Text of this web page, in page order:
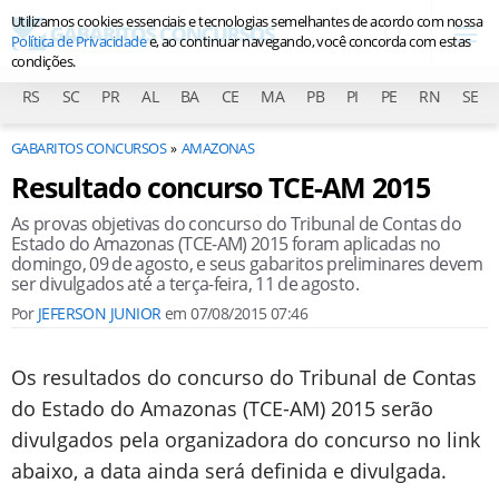
RS SC PR AL BA CE MA PB PI PE RN SE
GABARITOS CONCURSOS AMAZONAS
Resultado concurso TCE-AM 2015
As provas objetivas do concurso do Tribunal de Contas do
Estado do Amazonas (TCE-AM) 2015 foram aplicadas no
domingo, 09 de agosto, e seus gabaritos preliminares devem
ser divulgados até a terça-feira, 11 de agosto.
Por JEFERSON JUNIORem07/08/2015 07:46
Os resultados do concurso do Tribunal de Contas
do Estado do Amazonas (TCE-AM) 2015 serão
divulgados pela organizadora do concurso no link
abaixo, a data ainda será definida e divulgada.
Utilizamos cookies essenciais e tecnologias semelhantes de acordo com nossa
Política de Privacidadee, ao continuar navegando, você concorda com estas
condições.